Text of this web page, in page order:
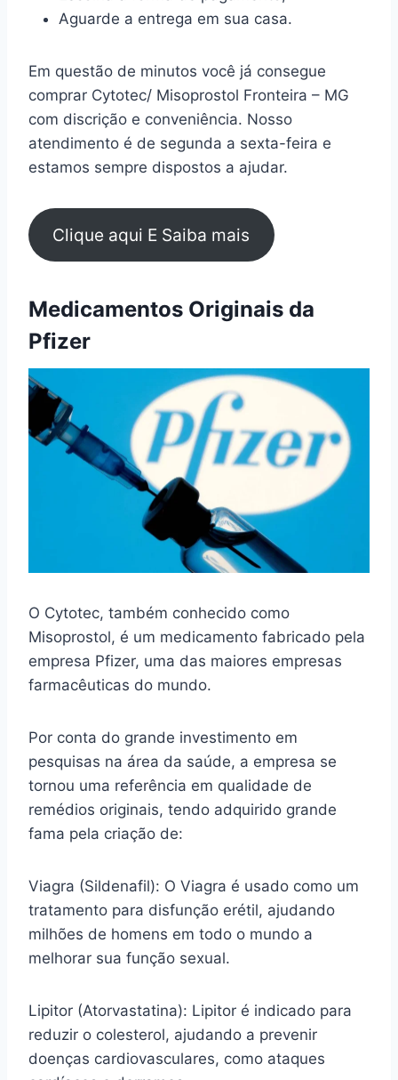
Aguarde a entrega em sua casa.
Em questão de minutos você já consegue
comprar Cytotec/ Misoprostol Fronteira – MG
com discrição e conveniência. Nosso
atendimento é de segunda a sexta-feira e
estamos sempre dispostos a ajudar.
Clique aqui E Saiba mais
Medicamentos Originais da
Pfizer
O Cytotec, também conhecido como
Misoprostol, é um medicamento fabricado pela
empresa Pfizer, uma das maiores empresas
farmacêuticas do mundo.
Por conta do grande investimento em
pesquisas na área da saúde, a empresa se
tornou uma referência em qualidade de
remédios originais, tendo adquirido grande
fama pela criação de:
Viagra (Sildenafil): O Viagra é usado como um
tratamento para disfunção erétil, ajudando
milhões de homens em todo o mundo a
melhorar sua função sexual.
Lipitor (Atorvastatina): Lipitor é indicado para
reduzir o colesterol, ajudando a prevenir
doenças cardiovasculares, como ataques